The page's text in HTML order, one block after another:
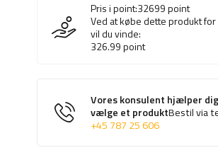
Pris i point:32699point
Ved at købe dette produkt
vil du vinde:
326.99point
Vores konsulent hjælper
vælge et produktBestil via
+45 787 25 606